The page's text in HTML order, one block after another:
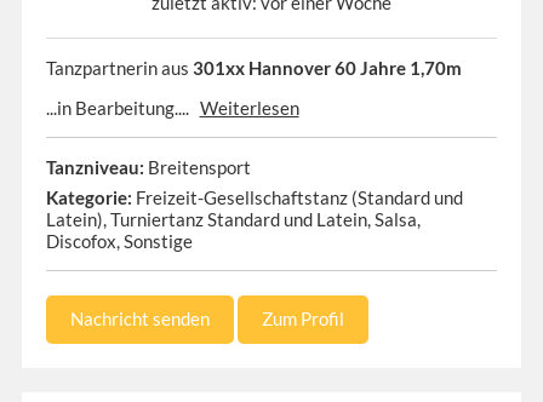
Tanzpartnerin aus 301xx Hannover 60 Jahre 1,70m
...in Bearbeitung.... Weiterlesen
Tanzniveau: Breitensport
Kategorie: Freizeit-Gesellschaftstanz (Standard und
Latein), Turniertanz Standard und Latein, Salsa,
Discofox, Sonstige
Nachricht senden Zum Profil